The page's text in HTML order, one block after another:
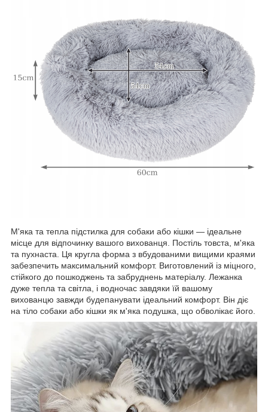
М'яка та тепла підстилка для собаки або кішки — ідеальне
місце для відпочинку вашого вихованця. Постіль товста, м'яка
та пухнаста. Ця кругла форма з вбудованими вищими краями
забезпечить максимальний комфорт. Виготовлений із міцного,
стійкого до пошкоджень та забруднень матеріалу. Лежанка
дуже тепла та світла, і водночас завдяки їй вашому
вихованцю завжди будепанувати ідеальний комфорт. Він діє
на тіло собаки або кішки як м'яка подушка, що обволікає його.